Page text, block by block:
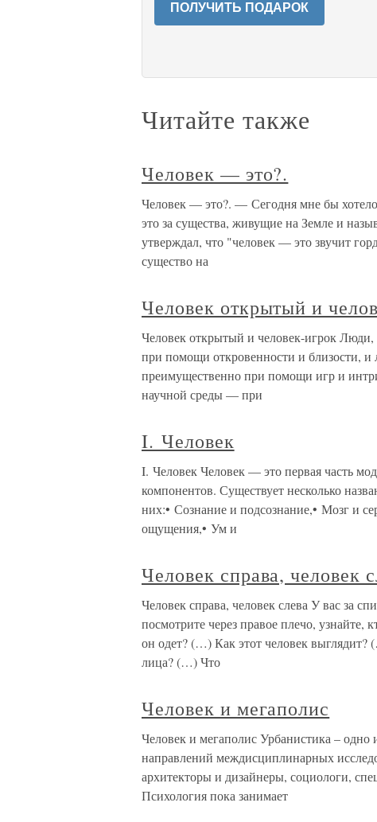
ПОЛУЧИТЬ ПОДАРОК
Читайте также
Человек — это?.
Человек — это?. — Сегодня мне бы
это за существа, живущие на Земле и
утверждал, что "человек — это звучит
существо на
Человек открытый и
Человек открытый и человек-игрок Люди,
при помощи откровенности и близости, и
преимущественно при помощи игр и
научной среды — при
I. Человек
I. Человек Человек — это первая часть
компонентов. Существует несколько
них:• Сознание и подсознание,• Мозг и
ощущения,• Ум и
Человек справа, человек
Человек справа, человек слева У вас за
посмотрите через правое плечо,
он одет? (…) Как этот человек
лица? (…) Что
Человек и мегаполис
Человек и мегаполис Урбанистика –
направлений междисциплинарных
архитекторы и дизайнеры, социологи,
Психология пока занимает